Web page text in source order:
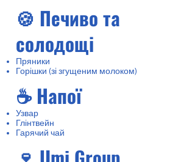
🍪 Печиво та
солодощі
Пряники
Горішки (зі згущеним молоком)
☕ Напої
Узвар
Глінтвейн
Гарячий чай